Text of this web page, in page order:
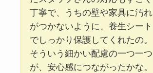
丁寧で、うちの壁や家具に汚れ
がつかないように、養生シート
でしっかり保護してくれたの。
そういう細かい配慮の一つ一つ
が、安心感につながったかな。